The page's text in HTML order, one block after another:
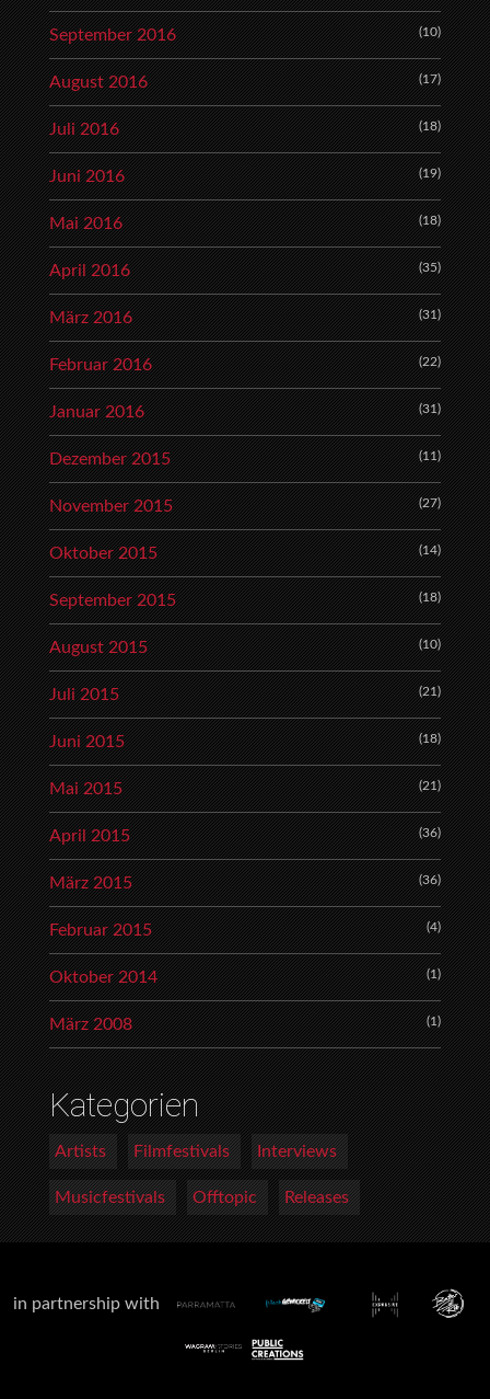
September 2016 (10)
August 2016 (17)
Juli 2016 (18)
Juni 2016 (19)
Mai 2016 (18)
April 2016 (35)
März 2016 (31)
Februar 2016 (22)
Januar 2016 (31)
Dezember 2015 (11)
November 2015 (27)
Oktober 2015 (14)
September 2015 (18)
August 2015 (10)
Juli 2015 (21)
Juni 2015 (18)
Mai 2015 (21)
April 2015 (36)
März 2015 (36)
Februar 2015 (4)
Oktober 2014 (1)
März 2008 (1)
Kategorien
Artists Filmfestivals Interviews
Musicfestivals Offtopic Releases
in partnership with